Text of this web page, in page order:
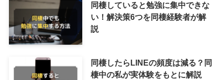
同棲していると勉強に集中できな
い！解決策6つを同棲経験者が解
説
同棲したらLINEの頻度は減る？同
棲中の私が実体験をもとに解説